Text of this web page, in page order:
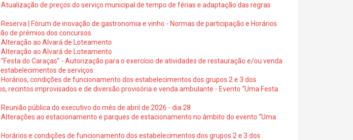
Atualização de preços do serviço municipal de tempo de férias e adaptação das regras
| Fórum de inovação de gastronomia e vinho - Normas de participação e Horários
de prémios dos concursos
Alteração ao Alvará de Loteamento
Alteração ao Alvará de Loteamento
“Festa do Caraças” - Autorização para o exercício de atividades de restauração e/ou venda
de serviços:
Horários, condições de funcionamento dos estabelecimentos dos grupos 2 e 3 dos
recintos improvisados e de diversão provisória e venda ambulante - Evento “Uma Festa
pública do executivo do mês de abril de 2026 - dia 28
Alterações ao estacionamento e parques de estacionamento no âmbito do evento “Uma
Horários e condições de funcionamento dos estabelecimentos dos grupos 2 e 3 dos